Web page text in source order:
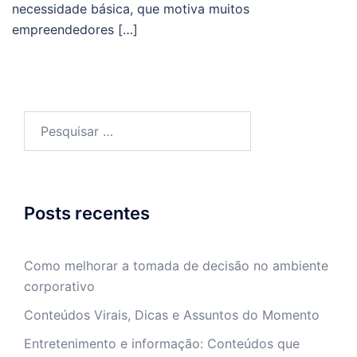
necessidade básica, que motiva muitos
empreendedores […]
Posts recentes
Como melhorar a tomada de decisão no ambiente
corporativo
Conteúdos Virais, Dicas e Assuntos do Momento
Entretenimento e informação: Conteúdos que